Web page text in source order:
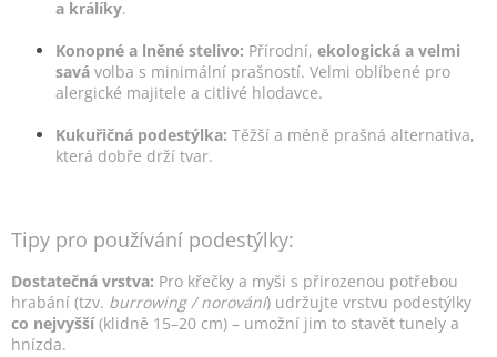
s
u
a králíky.
Konopné a lněné stelivo: Přírodní, ekologická a velmi
savá volba s minimální prašností. Velmi oblíbené pro
alergické majitele a citlivé hlodavce.
Kukuřičná podestýlka: Těžší a méně prašná alternativa,
která dobře drží tvar.
Tipy pro používání podestýlky:
Dostatečná vrstva: Pro křečky a myši s přirozenou potřebou
hrabání (tzv. burrowing / norování) udržujte vrstvu podestýlky
co nejvyšší(klidně 15–20 cm) – umožní jim to stavět tunely a
hnízda.